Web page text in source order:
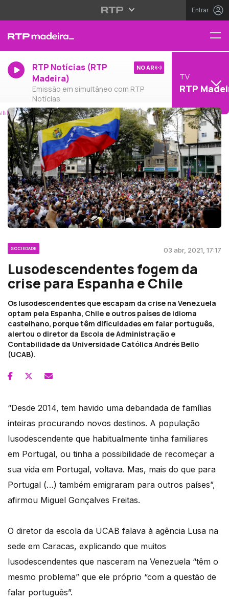
Entrar
RTP Notícias (RTP
Madeira)
Emissão em simultâneo com RTP
Notícias
NO AR
TV
RTP
SOCIEDADE 03 abr, 2021, 17:17
Lusodescendentes fogem da
crise para Espanha e Chile
Os lusodescendentes que escapam da crise na Venezuela
optam pela Espanha, Chile e outros países de idioma
castelhano, porque têm dificuldades em falar português,
alertou o diretor da Escola de Administração e
Contabilidade da Universidade Católica Andrés Bello
(UCAB).
“Desde 2014, tem havido uma debandada de famílias
inteiras procurando novos destinos. A população
lusodescendente que habitualmente tinha familiares
em Portugal, ou tinha a possibilidade de recomeçar a
sua vida em Portugal, voltava. Mas, mais do que para
Portugal (…) também emigraram para outros países”,
afirmou Miguel Gonçalves Freitas.
O diretor da escola da UCAB falava à agência Lusa na
sede em Caracas, explicando que muitos
lusodescendentes que nasceram na Venezuela “têm o
mesmo problema” que ele próprio “com a questão de
falar português”.